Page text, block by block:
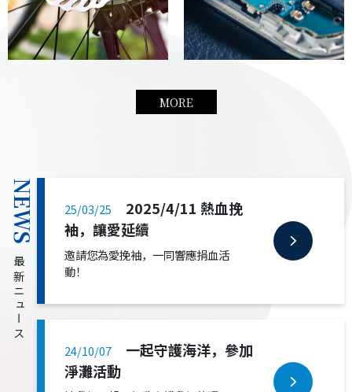
MORE
NEWS
最新ニュース
25/03/25
2025/4/11 熱血挽
袖，讓愛延續
邀請您為愛挽袖，一同響應捐血活
動！
24/10/07
一起守護海洋，參加
淨灘活動